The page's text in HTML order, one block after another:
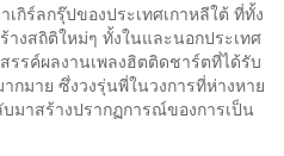
กิร์ลกรุ๊ปของประเทศเกาหลีใต้ ที่ทั้ง
างสถิติใหม่ๆ ทั้งในและนอกประเทศ
รรค์ผลงานเพลงฮิตติดชาร์ตที่ได้รับ
กมาย ซึ่งวงรุ่นพี่ในวงการที่ห่างหาย
มาสร้างปรากฏการณ์ของการเป็น